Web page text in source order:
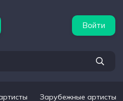
Войти
Зарубежные артисты
подборки